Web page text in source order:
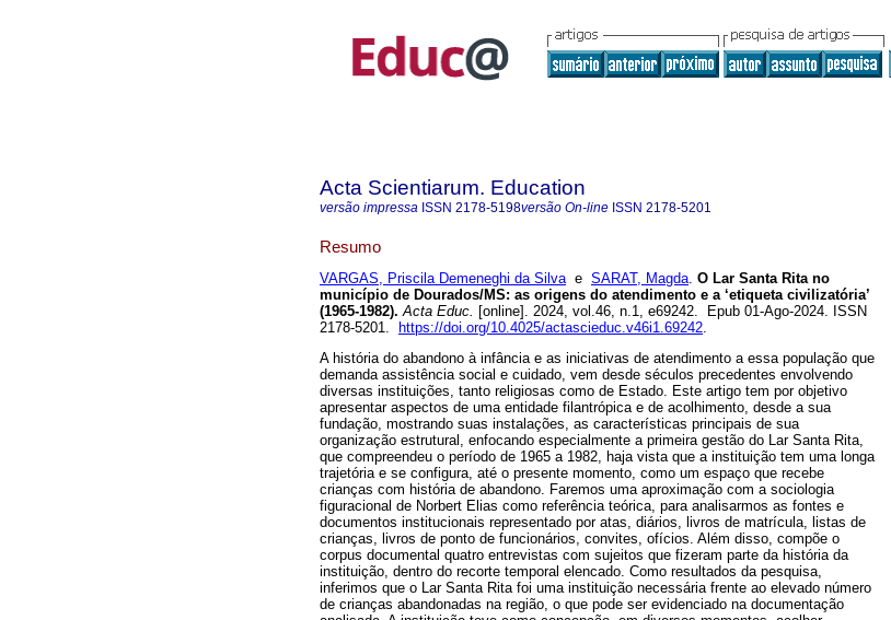
Acta Scientiarum. Education
versão impressa ISSN 2178-5198versão On-line ISSN 2178-5201
Resumo
VARGAS, Priscila Demeneghi da Silvae SARAT, Magda. O Lar Santa Rita no
município de Dourados/MS: as origens do atendimento e a ‘etiqueta civilizatória’
(1965-1982). Acta Educ. [online]. 2024, vol.46, n.1, e69242. Epub 01-Ago-2024. ISSN
2178-5201.
https://doi.org/10.4025/actascieduc.v46i1.69242.
A história do abandono à infância e as iniciativas de atendimento a essa população que
demanda assistência social e cuidado, vem desde séculos precedentes envolvendo
diversas instituições, tanto religiosas como de Estado. Este artigo tem por objetivo
apresentar aspectos de uma entidade filantrópica e de acolhimento, desde a sua
fundação, mostrando suas instalações, as características principais de sua
organização estrutural, enfocando especialmente a primeira gestão do Lar Santa Rita,
que compreendeu o período de 1965 a 1982, haja vista que a instituição tem uma longa
trajetória e se configura, até o presente momento, como um espaço que recebe
crianças com história de abandono. Faremos uma aproximação com a sociologia
figuracional de Norbert Elias como referência teórica, para analisarmos as fontes e
documentos institucionais representado por atas, diários, livros de matrícula, listas de
crianças, livros de ponto de funcionários, convites, ofícios. Além disso, compõe o
corpus documental quatro entrevistas com sujeitos que fizeram parte da história da
instituição, dentro do recorte temporal elencado. Como resultados da pesquisa,
inferimos que o Lar Santa Rita foi uma instituição necessária frente ao elevado número
de crianças abandonadas na região, o que pode ser evidenciado na documentação